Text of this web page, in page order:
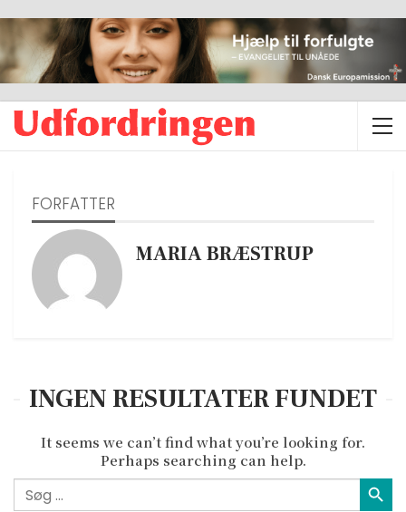
FORFATTER
MARIA BRÆSTRUP
INGEN RESULTATER FUNDET
It seems we can’t find what you’re looking for.
Perhaps searching can help.
Search
for:
SEARCH